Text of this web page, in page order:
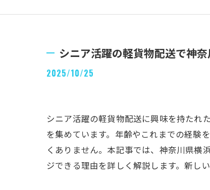
シニア活躍の軽貨物配送で神
2025/10/25
シニア活躍の軽貨物配送に興味を持たれ
を集めています。年齢やこれまでの経験
くありません。本記事では、神奈川県横
ジできる理由を詳しく解説します。新し